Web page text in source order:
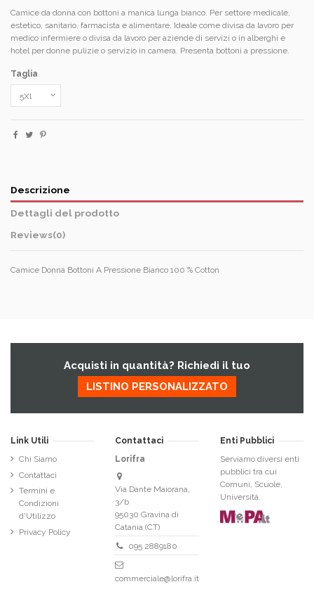
Camice da donna con bottoni a manica lunga bianco. Per settore medicale,
estetico, sanitario, farmacista e alimentare. Ideale come divisa da lavoro per
medico infermiere o divisa da lavoro per aziende di servizi o in alberghi e
hotel per donne pulizie o servizio in camera. Presenta bottoni a pressione.
Taglia
Descrizione
Dettagli del prodotto
Reviews(0)
Camice Donna Bottoni A Pressione Bianco 100 % Cotton
Acquisti in quantità? Richiedi il tuo
LISTINO PERSONALIZZATO
Link Utili
Chi Siamo
Contattaci
Termini e
Condizioni
d'Utilizzo
Privacy Policy
Contattaci
Lorifra
Via Dante Maiorana,
3/b
95030 Gravina di
Catania (CT)
095 2889180
commerciale@lorifra.it
Enti Pubblici
Serviamo diversi enti
pubblici tra cui
Comuni, Scuole,
Università.